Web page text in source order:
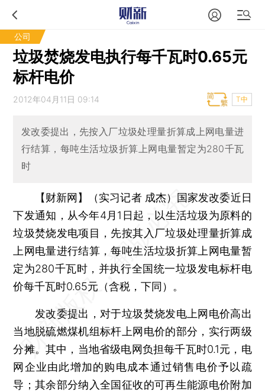
公司
垃圾焚烧发电执行每千瓦时0.65元
标杆电价
2012年04月11日 09:14 T中
发改委提出，先按入厂垃圾处理量折算成上网电量进
行结算，每吨生活垃圾折算上网电量暂定为280千瓦
时
【财新网】（实习记者 成杰） 国家发改委近日
下发通知，从今年4月1日起，以生活垃圾为原料的
垃圾焚烧发电项目，先按其入厂垃圾处理量折算成
上网电量进行结算，每吨生活垃圾折算上网电量暂
定为280千瓦时，并执行全国统一垃圾发电标杆电
价每千瓦时0.65元（含税，下同）。
发改委提出，对于垃圾焚烧发电上网电价高出
当地脱硫燃煤机组标杆上网电价的部分，实行两级
分摊。其中，当地省级电网负担每千瓦时0.1元，电
网企业由此增加的购电成本通过销售电价予以疏
导；其余部分纳入全国征收的可再生能源电价附加